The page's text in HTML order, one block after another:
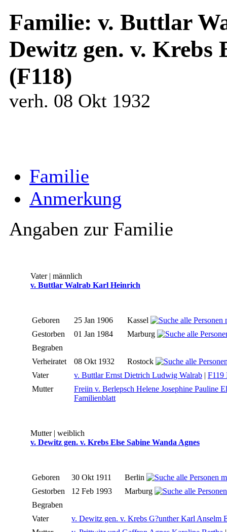
Familie: v. Buttlar
Dewitz gen. v. Krebs
(F118)
verh. 08 Okt 1932
Familie
Anmerkung
Angaben zur Familie
Vater | männlich
v. Buttlar Walrab Karl Heinrich
Geboren 25 Jan 1906
Kassel
Gestorben
01 Jan 1984
Marburg
Begraben
Verheiratet
08 Okt 1932
Rostock
Vater
v. Buttlar Ernst Dietrich Ludwig Walrab | F119
Mutter
Freiin v. Berlepsch Helene Josephine Pauline
Familienblatt
Mutter | weiblich
v. Dewitz gen. v. Krebs Else Sabine Wanda Agnes
Geboren 30 Okt 1911
Berlin
Gestorben
12 Feb 1993
Marburg
Begraben
Vater
v. Dewitz gen. v. Krebs G?unther Karl Anselm